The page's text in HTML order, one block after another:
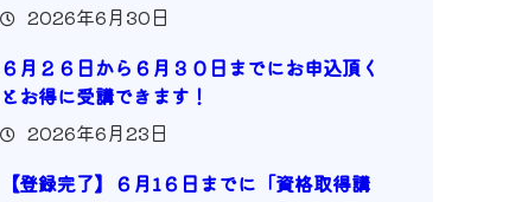
2026年6月30日
６月２６日から６月３０日までにお申込頂く
とお得に受講できます！
2026年6月23日
【登録完了】６月1６日までに「資格取得講